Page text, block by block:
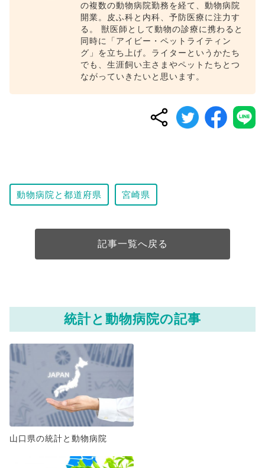
の複数の動物病院勤務を経て、動物病院
開業。皮ふ科と内科、予防医療に注力す
る。 獣医師として動物の診療に携わると
同時に「アイビー・ペットライティン
グ」を立ち上げ。ライターというかたち
でも、生涯飼い主さまやペットたちとつ
ながっていきたいと思います。
動物病院と都道府県 宮崎県
記事一覧へ戻る
統計と動物病院の記事
山口県の統計と動物病院